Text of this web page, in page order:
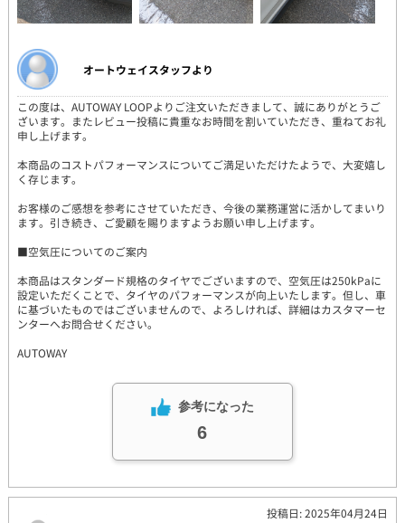
オートウェイスタッフより
この度は、AUTOWAY LOOPよりご注文いただきまして、誠にありがとうご
ざいます。またレビュー投稿に貴重なお時間を割いていただき、重ねてお礼
申し上げます。
本商品のコストパフォーマンスについてご満足いただけたようで、大変嬉し
く存じます。
お客様のご感想を参考にさせていただき、今後の業務運営に活かしてまいり
ます。引き続き、ご愛顧を賜りますようお願い申し上げます。
■空気圧についてのご案内
本商品はスタンダード規格のタイヤでございますので、空気圧は250kPaに
設定いただくことで、タイヤのパフォーマンスが向上いたします。但し、車
に基づいたものではございませんので、よろしければ、詳細はカスタマーセ
ンターへお問合せください。
AUTOWAY
参考になった
6
投稿日: 2025年04月24日